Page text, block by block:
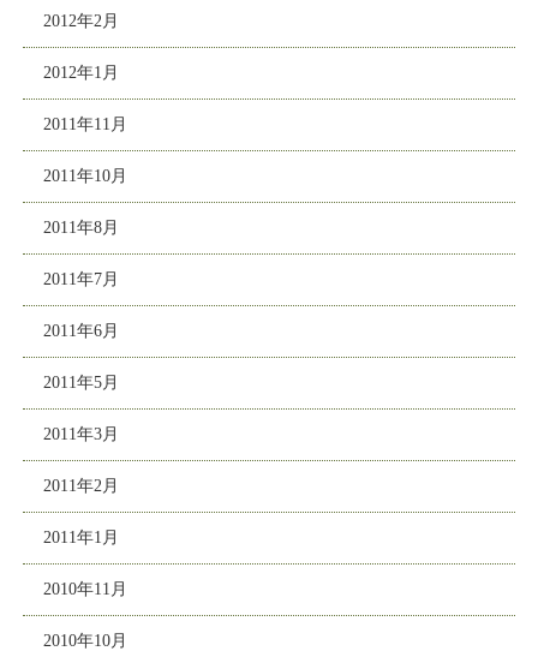
2012年2月
2012年1月
2011年11月
2011年10月
2011年8月
2011年7月
2011年6月
2011年5月
2011年3月
2011年2月
2011年1月
2010年11月
2010年10月